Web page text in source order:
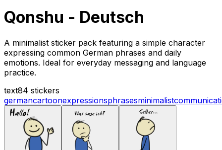
Qonshu - Deutsch
A minimalist sticker pack featuring a simple character
expressing common German phrases and daily
emotions. Ideal for everyday messaging and language
practice.
text84 stickers
germancartoonexpressionsphrasesminimalist